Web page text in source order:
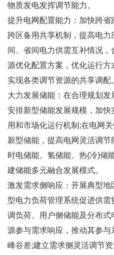
物质发电发挥调节能力。
提升电网配置能力：加快跨
跨区备用共享机制，提高电
间、省间电力供需互补情况
源优化配置方案，优化运行方
实现各类调节资源的共享调配
大力发展储能：在合理规划
安排新型储能发展规模，加
用和市场化运行机制;在电网
新型储能，提高电网灵活调
时电储能、氢储能、热(冷)储
建储能多元融合发展模式。
激发需求侧响应：开展典型
型电力负荷管理系统促进供
调负荷、用户侧储能及分布
源参与需求响应，推动其参
峰谷差;建立需求侧灵活调节